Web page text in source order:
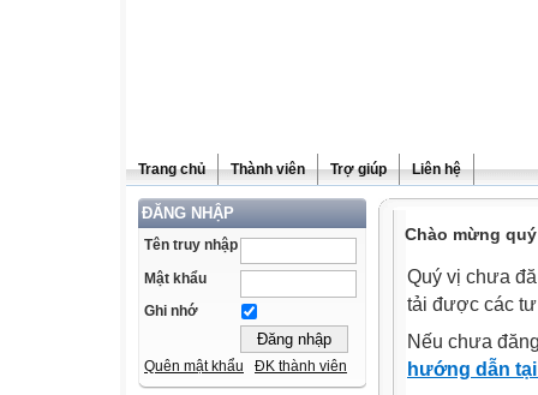
Trang chủ Thành viên Trợ giúp Liên hệ
ĐĂNG NHẬP
Tên truy nhập
Mật khẩu
Ghi nhớ
Quên mật khẩu ĐK thành viên
Chào mừng
Quý vị chưa
tải được các
Nếu chưa
hướng dẫn